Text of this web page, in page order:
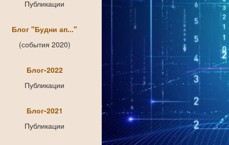
Публикации
Блог "Будни ап..."
(события 2020)
Блог-2022
Публикации
Блог-2021
Публикации